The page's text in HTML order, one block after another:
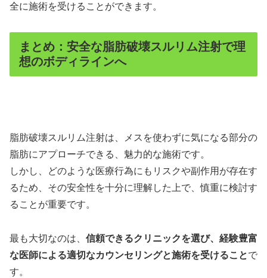
全に施術を受けることができます。
まとめ：安全な脂肪破壊スルリム注射で理
想のボディラインへ
脂肪破壊スルリム注射は、メスを使わずに気になる部分の
脂肪にアプローチできる、魅力的な施術です。
しかし、どのような医療行為にもリスクや副作用が存在す
るため、その安全性を十分に理解した上で、慎重に検討す
ることが重要です。
最も大切なのは、 信頼できるクリニックを選び、経験豊富
な医師による適切なカウンセリングと施術を受けることで
す。